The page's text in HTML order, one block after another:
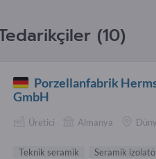
(10)
Porzellanfabrik
GmbH
Üretici Almanya
Teknik seramik Seramik